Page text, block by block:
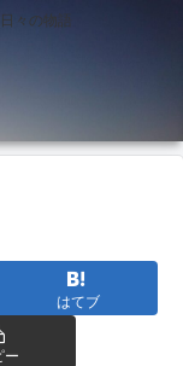
々の物語
はてブ
ー